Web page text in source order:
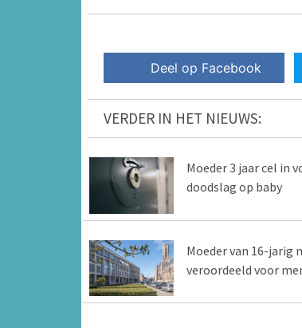
Deel op Facebook
VERDER IN HET NIEUWS:
Moeder 3 jaar cel in
doodslag op baby
Moeder van 16-jarig
veroordeeld voor